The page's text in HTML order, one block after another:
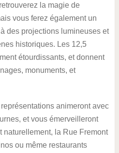
la magie de
vous ferez également un
des projections lumineuses et
historiques. Les 12,5
étourdissants, et donnent
monuments, et
animeront avec
et vous émerveilleront
naturellement, la Rue Fremont
ou même restaurants